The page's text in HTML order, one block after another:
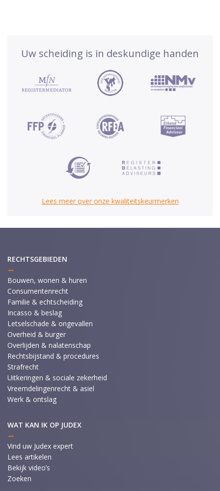
Uw scheiding is in deskundige handen
Lees meer over onze kwaliteitskeurmerken
RECHTSGEBIEDEN
Bouwen, wonen & huren
Consumentenrecht
Familie & echtscheiding
Incasso & beslag
Letselschade & ongevallen
Overheid & burger
Overlijden & nalatenschap
Rechtsbijstand & procedures
Strafrecht
Uitkeringen & sociale zekerheid
Vreemdelingenrecht & asiel
Werk & ontslag
WAT KAN IK OP JUDEX
Vind uw Judex expert
Lees artikelen
Bekijk video’s
Zoeken